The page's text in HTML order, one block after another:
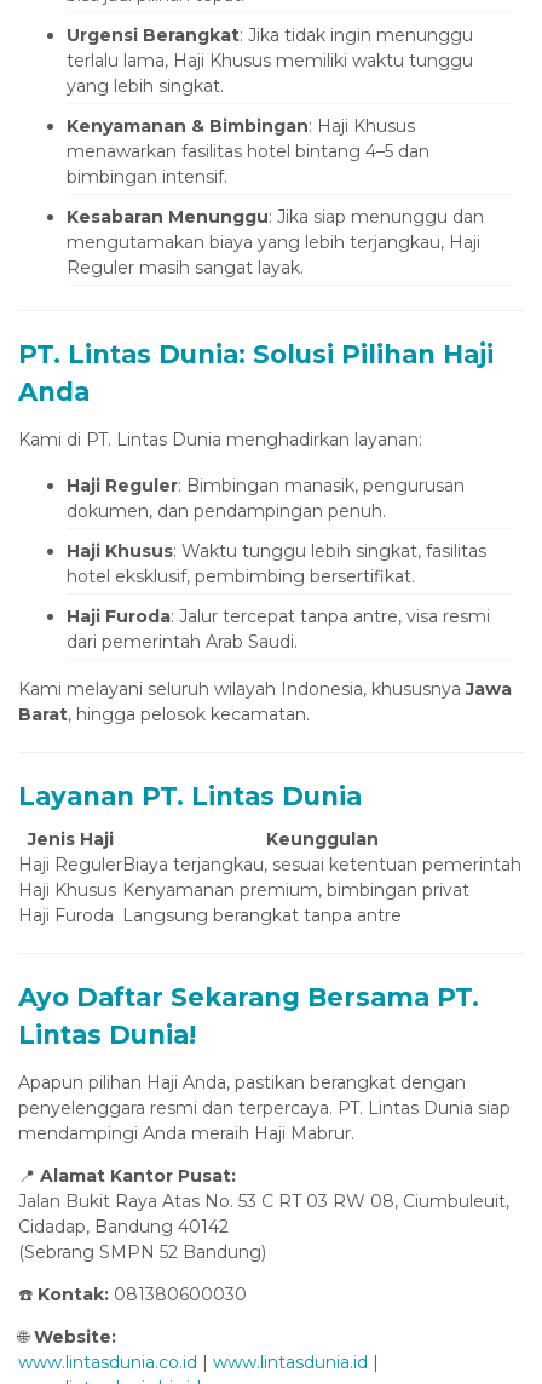
Urgensi Berangkat: Jika tidak ingin menunggu
terlalu lama, Haji Khusus memiliki waktu tunggu
yang lebih singkat.
Kenyamanan & Bimbingan: Haji Khusus
menawarkan fasilitas hotel bintang 4–5 dan
bimbingan intensif.
Kesabaran Menunggu: Jika siap menunggu dan
mengutamakan biaya yang lebih terjangkau, Haji
Reguler masih sangat layak.
PT. Lintas Dunia: Solusi Pilihan Haji
Anda
Kami di PT. Lintas Dunia menghadirkan layanan:
Haji Reguler: Bimbingan manasik, pengurusan
dokumen, dan pendampingan penuh.
Haji Khusus: Waktu tunggu lebih singkat, fasilitas
hotel eksklusif, pembimbing bersertifikat.
Haji Furoda: Jalur tercepat tanpa antre, visa resmi
dari pemerintah Arab Saudi.
Kami melayani seluruh wilayah Indonesia, khususnyaJawa
Barat, hingga pelosok kecamatan.
Layanan PT. Lintas Dunia
Jenis Haji
Keunggulan
Haji RegulerBiaya terjangkau, sesuai ketentuan pemerintah
Haji Khusus Kenyamanan premium, bimbingan privat
Haji Furoda Langsung berangkat tanpa antre
Ayo Daftar Sekarang Bersama PT.
Lintas Dunia!
Apapun pilihan Haji Anda, pastikan berangkat dengan
penyelenggara resmi dan terpercaya. PT. Lintas Dunia siap
mendampingi Anda meraih Haji Mabrur.
📍 Alamat Kantor Pusat:
Jalan Bukit Raya Atas No. 53 C RT 03 RW 08, Ciumbuleuit,
Cidadap, Bandung 40142
(Sebrang SMPN 52 Bandung)
☎️ Kontak: 081380600030
🌐Website:
www.lintasdunia.co.id | www.lintasdunia.id |